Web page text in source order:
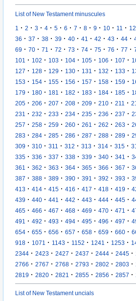
List of New Testament minuscules
1 · 2 · 3 · 4 · 5 · 6 · 7 · 8 · 9 · 10 · 11 · 12
36 · 37 · 38 · 39 · 40 · 41 · 42 · 43 · 44 ·
69 · 70 · 71 · 72 · 73 · 74 · 75 · 76 · 77 ·
101
· 102 · 103 · 104 · 105 · 106 · 107 ·
127 · 128 · 129 · 130 · 131 · 132 · 133 ·
153 · 154 · 155 · 156 · 157 · 158 · 159 ·
179 · 180 · 181 · 182 · 183 · 184 · 185 ·
205 · 206 · 207 · 208 · 209 · 210 · 211 ·
231
· 232 · 233 · 234 · 235 · 236 · 237 ·
257 · 258 · 259 · 260 · 261 · 262 · 263 ·
283 · 284 · 285 · 286 · 287 · 288 · 289 ·
309 · 310 · 311 · 312 · 313 · 314 · 315 ·
335 · 336 · 337 · 338 · 339 · 340 · 341 ·
361
· 362 · 363 · 364 · 365 · 366 · 367 ·
387 · 388 · 389 · 390 · 391 · 392 · 393 ·
413 · 414 · 415 · 416 · 417 · 418 · 419 ·
439 · 440 · 441 · 442 · 443 · 444 · 445 ·
465 · 466 · 467 · 468 · 469 · 470 · 471 ·
491
· 492 · 493 · 494 · 495 · 496 · 497 ·
654 · 655 · 656 · 657 · 658 · 659 · 660 ·
918 · 1071 · 1143 · 1152 · 1241 · 1253 ·
2344 · 2423 · 2427 · 2437 · 2444 · 2445 ·
2766 · 2767 · 2768 · 2793 · 2802 · 2803 ·
2819 · 2820 · 2821 · 2855 · 2856 · 2857 ·
List of New Testament uncials